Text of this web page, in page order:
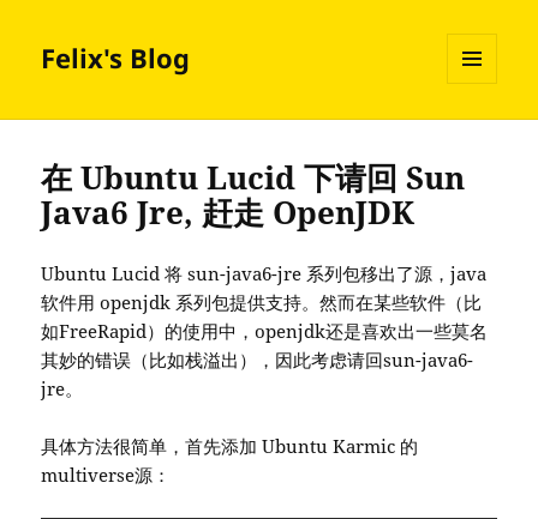
Felix's Blog
AND
在 Ubuntu Lucid 下请回 Sun
Java6 Jre, 赶走 OpenJDK
Ubuntu Lucid 将 sun-java6-jre 系列包移出了源，java
软件用 openjdk 系列包提供支持。然而在某些软件（比
如FreeRapid）的使用中，openjdk还是喜欢出一些莫名
其妙的错误（比如栈溢出），因此考虑请回sun-java6-
jre。
具体方法很简单，首先添加 Ubuntu Karmic 的
multiverse源：